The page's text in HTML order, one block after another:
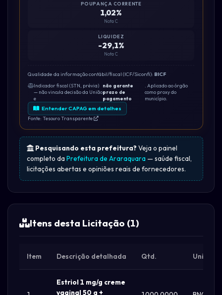
POUPANÇA CORRENTE
1,02%
Nota C
LIQUIDEZ
-29,1%
Nota C
Qualidade da informação contábil/fiscal (ICF/Siconfi): BICF
Indicador fiscal (STN, prévia)
— não vincula decisão da União
e
não garante
prazo de
pagamento
. Aplicado ao órgão
como proxy do
município.
Entender CAPAG em detalhes
Fonte: Tesouro Transparente
Pesquisando esta prefeitura? Veja o painel
completo da Prefeitura de Araraquara — saúde fiscal,
licitações abertas e opiniões reais de fornecedores.
Itens desta Licitação (1)
Item Descrição detalhada Qtd. Unid.
Estriol 1 mg/g creme
vaginal 50 g +